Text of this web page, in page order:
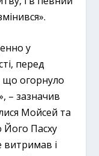
у
перед
що огорнуло
– зазначив
Мойсей та
Його Пасху
витримав і